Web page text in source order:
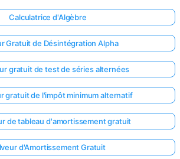
Calculatrice d'Algèbre
Gratuit de Désintégration Alpha
gratuit de test de séries alternées
gratuit de l'impôt minimum alternatif
de tableau d'amortissement gratuit
d'Amortissement Gratuit